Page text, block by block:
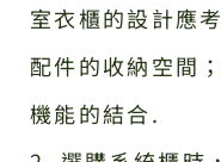
室衣櫃的設計應
配件的收納空間
機能的結合.